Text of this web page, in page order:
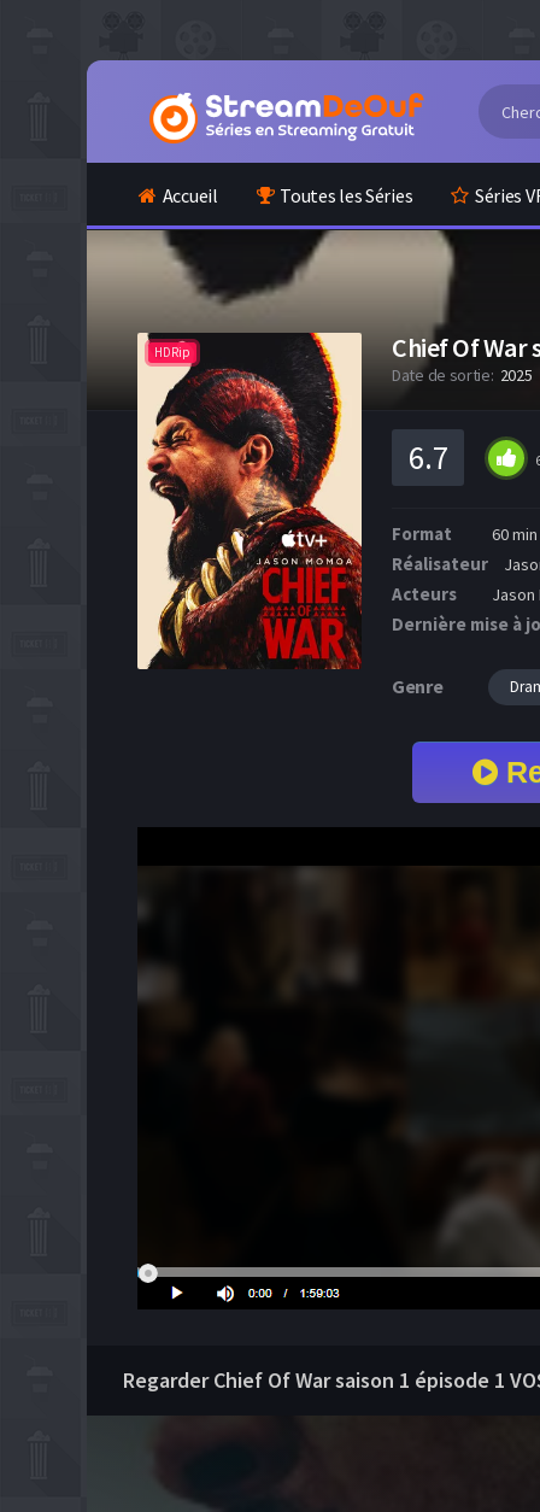
Accueil Toutes les Séries Séries
HDRip Chief Of War
Date de sortie: 2025
6.7
Format 60 min
Réalisateur
Acteurs Jason
Dernière mise à
Genre
Regarder Chief Of War saison 1 épisode 1